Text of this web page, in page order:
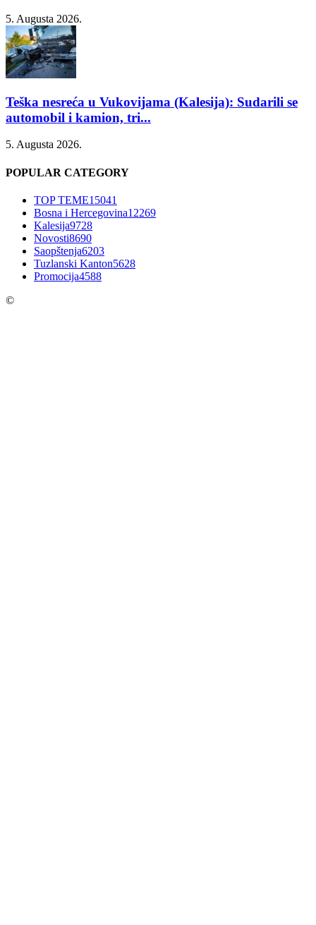
5. Augusta 2026.
Teška nesreća u Vukovijama (Kalesija): Sudarili se
automobil i kamion, tri...
5. Augusta 2026.
POPULAR CATEGORY
TOP TEME15041
Bosna i Hercegovina12269
Kalesija9728
Novosti8690
Saopštenja6203
Tuzlanski Kanton5628
Promocija4588
©